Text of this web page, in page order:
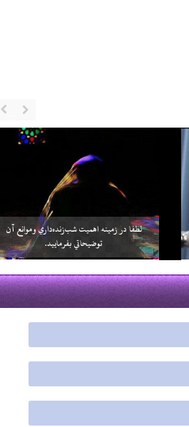
سلامي كه بعد از اتمام نماز به 3 امام داده مي‌شود منشأ
آن چيست؟
2 اسفند 96